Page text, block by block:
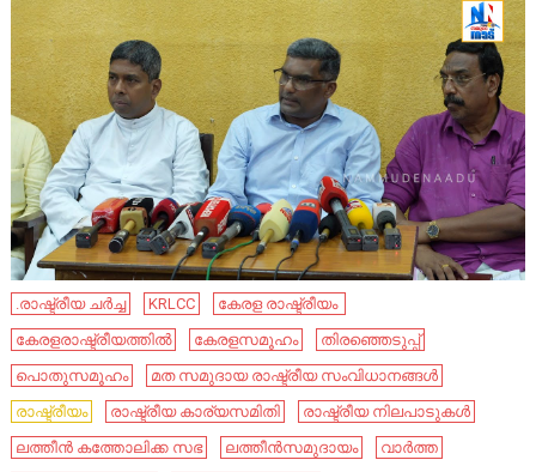
.രാഷ്ട്രീയ ചർച്ച KRLCC
കേ​രള രാഷ്ട്രീയം ​
കേരളരാഷ്ട്രീയത്തിൽ
കേരളസമൂഹം
തിരഞ്ഞെടുപ്പ്
പൊതുസമൂഹം
മത സമുദായ രാഷ്ട്രീയ സംവിധാനങ്ങൾ
രാഷ്ട്രീയം
രാഷ്ട്രീയ കാര്യസമിതി
രാഷ്ട്രീയ നിലപാടുകൾ
ലത്തീൻ കത്തോലിക്ക സഭ
ലത്തീൻസമുദായം
വാർത്ത